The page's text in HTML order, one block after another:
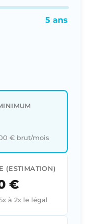
5 ans
€ brut/mois
(ESTIMATION)
€
à 2x le légal